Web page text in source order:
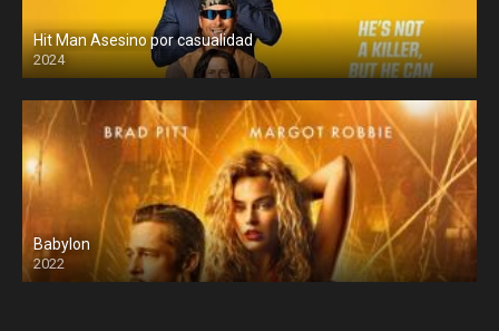
Hit Man Asesino por casualidad
2024
Babylon
2022